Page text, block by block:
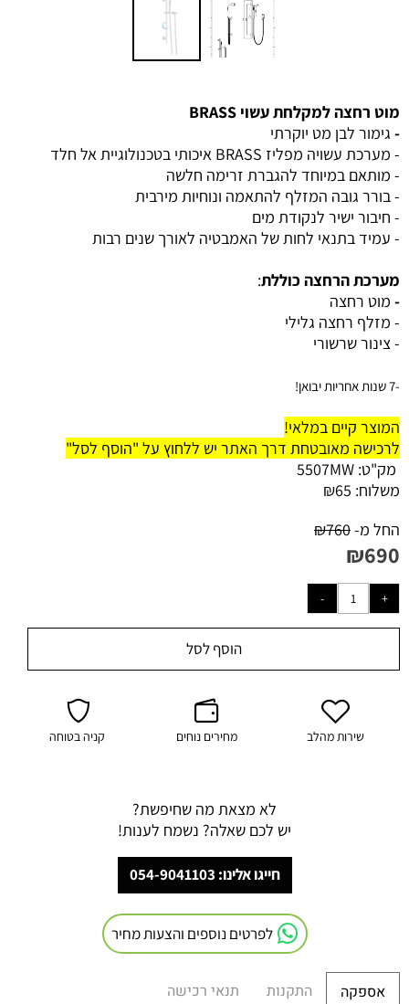
מוט רחצה למקלחת עשוי BRASS
- גימור לבן מט יוקרתי
- מערכת עשויה מפליז BRASS איכותי בטכנולוגיית אל חלד
- מותאם במיוחד להגברת זרימה חלשה
- בורר גובה המזלף להתאמה ונוחיות מירבית
- חיבור ישיר לנקודת מים
- עמיד בתנאי לחות של האמבטיה לאורך שנים רבות
מערכת הרחצה כוללת:
- מוט רחצה
- מזלף רחצה גלילי
- צינור שרשורי
-7 שנות אחריות יבואן!
המוצר קיים במלאי!
לרכישה מאובטחת דרך האתר יש ללחוץ על "הוסף לסל"
מק"ט: 5507MW
משלוח:
₪65
החל מ-
₪760
₪690
הוסף לסל
שירות מהלב מחירים נוחים קניה בטוחה
לא מצאת מה שחיפשת?
יש לכם שאלה? נשמח לענות!
חייגו אלינו: 054-9041103
לפרטים נוספים והצעות מחיר
אספקה התקנות תנאי רכישה